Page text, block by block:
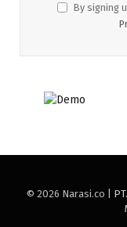
By signing
© 2026 Narasi.co |